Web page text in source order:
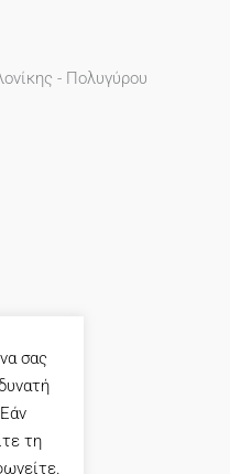
- Πολυγύρου
σας
τη